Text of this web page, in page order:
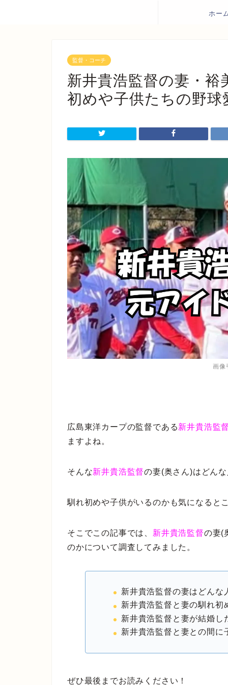
ホー
監督・コーチ
新井貴浩監督の妻・
初めや子供たちの野球
画像
広島東洋カープの監督である新井貴浩監
ますよね。
そんな新井貴浩監督の妻(奥さん)はどん
馴れ初めや子供がいるのかも気になると
そこでこの記事では、 新井貴浩監督の妻(
のかについて調査してみました。
新井貴浩監督の妻はどんな
新井貴浩監督と妻の馴れ初
新井貴浩監督と妻が結婚し
新井貴浩監督と妻との間に
ぜひ最後までお読みください！